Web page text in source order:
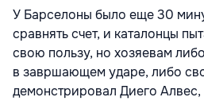
У Барселоны было еще 30
сравнять счет, и каталонцы
свою пользу, но хозяевам
в завршающем ударе, либо
демонстрировал Диего Алвес,